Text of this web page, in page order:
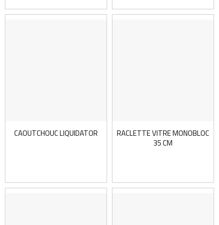
CAOUTCHOUC LIQUIDATOR RACLETTE VITRE MONOBLOC
35 CM